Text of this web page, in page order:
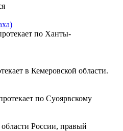
по Ханты-
в Кемеровской области.
по Суоярвскому
России, правый